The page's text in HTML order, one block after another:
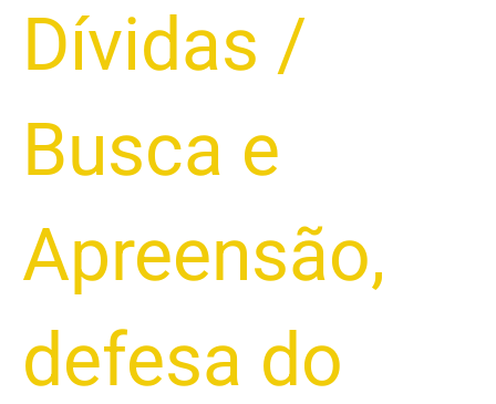
Dívidas /
Busca e
Apreensão,
defesa do